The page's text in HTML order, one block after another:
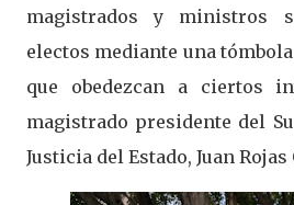
magistrados y ministros
electos mediante una
que obedezcan a ciertos
magistrado presidente del
Justicia del Estado, Juan Rojas